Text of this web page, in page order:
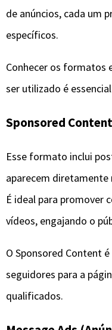
de anúncios, cada um
específicos.
Conhecer os formatos
ser utilizado é
Sponsored
Esse formato inclui
aparecem diretamente
É ideal para promover
vídeos, engajando o
O Sponsored Content
seguidores para a
qualificados.